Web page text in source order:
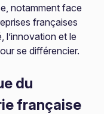
notamment face
françaises
l’innovation et le
se différencier.
du
française